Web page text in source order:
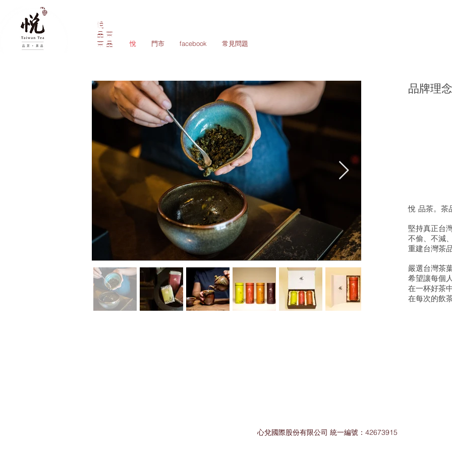
悅
品茶
茶品
悅 門市 facebook 常見問題
品牌​理念
悅 品茶。茶
堅持真正台
不偷、不減
重建台灣茶
嚴選台灣茶
希望讓每個
在一杯好茶
在每次的飲
心兌國際股份有限公司 統一編號：42673915